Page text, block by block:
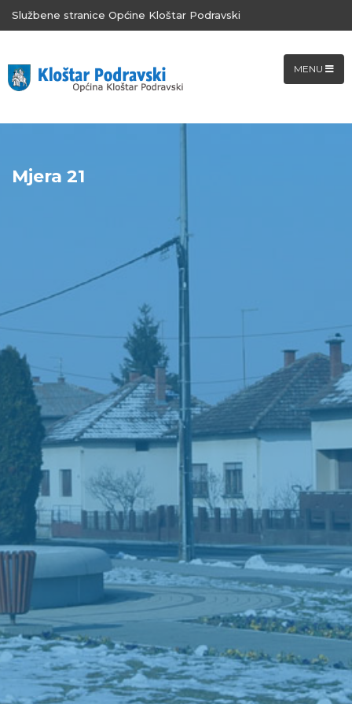
Službene stranice Općine Kloštar Podravski
MENU
Mjera 21